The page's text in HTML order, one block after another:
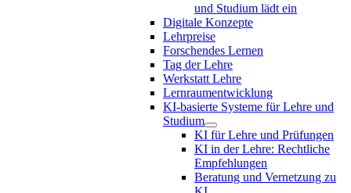
und Studium lädt ein
Digitale Konzepte
Lehrpreise
Forschendes Lernen
Tag der Lehre
Werkstatt Lehre
Lernraumentwicklung
KI-basierte Systeme für Lehre und
Studium
KI für Lehre und Prüfungen
KI in der Lehre: Rechtliche
Empfehlungen
Beratung und Vernetzung zu